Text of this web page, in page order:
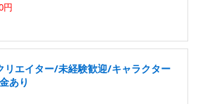
円
リエイター/未経験歓迎/キャラクター
あり